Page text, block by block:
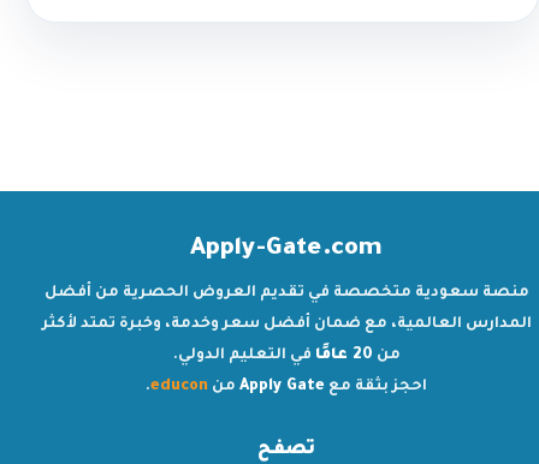
Apply-Gate.com
منصة سعودية متخصصة في تقديم العروض الحصرية من أفضل
المدارس العالمية، مع ضمان أفضل سعر وخدمة، وخبرة تمتد لأكثر
من 20 عامًا
في التعليم الدولي.
احجز بثقة مع Apply Gate من educon
.
تصفح